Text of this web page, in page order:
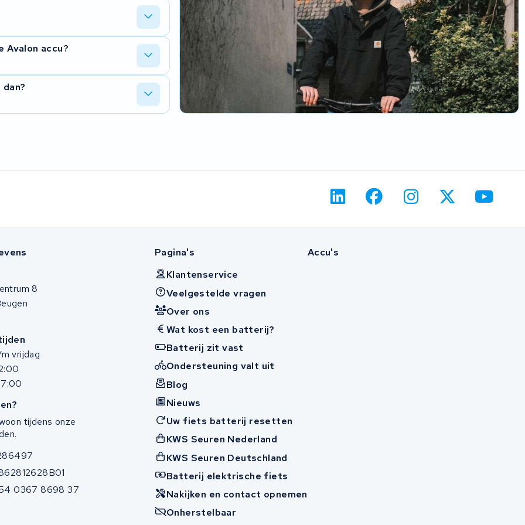
connector. Wij meten alles door en
de accu binnen hebben. We laten u
Avalon accu?
en krijgt u nieuwe cellen erin. Vaak
8
vrijdag
tijdens onze
0367 8698 37
Pagina's
Klantenservice
Veelgestelde vragen
Over ons
Wat kost een batterij?
Batterij zit vast
Ondersteuning valt uit
Blog
Nieuws
Uw fiets batterij resetten
KWS Seuren Nederland
KWS Seuren Deutschland
Batterij elektrische fiets
Nakijken en contact opnemen
Onherstelbaar
Accu's